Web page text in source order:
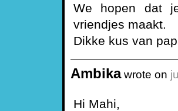
We hopen dat
vriendjes maakt.
Dikke kus van
Ambikawrote on
Hi Mahi,